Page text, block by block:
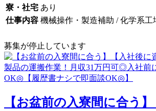
寮・社宅 あり
仕事内容 機械操作・製造補助 / 化学系工
募集が停止しています
【お盆前の入寮間に合う